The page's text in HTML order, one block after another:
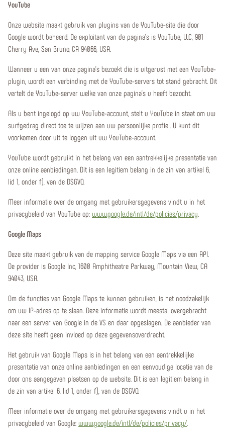
YouTube
Onze website maakt gebruik van plugins van de YouTube-site die door
Google wordt beheerd. De exploitant van de pagina's is YouTube, LLC, 901
Cherry Ave, San Bruno, CA 94066, USA.
Wanneer u een van onze pagina's bezoekt die is uitgerust met een YouTube-
plugin, wordt een verbinding met de YouTube-servers tot stand gebracht. Dit
vertelt de YouTube-server welke van onze pagina's u heeft bezocht.
Als u bent ingelogd op uw YouTube-account, stelt u YouTube in staat om uw
surfgedrag direct toe te wijzen aan uw persoonlijke profiel. U kunt dit
voorkomen door uit te loggen uit uw YouTube-account.
YouTube wordt gebruikt in het belang van een aantrekkelijke presentatie van
onze online aanbiedingen. Dit is een legitiem belang in de zin van artikel 6,
lid 1, onder f), van de DSGVO.
Meer informatie over de omgang met gebruikersgegevens vindt u in het
privacybeleid van YouTube op: www.google.de/intl/de/policies/privacy
Google Maps
Deze site maakt gebruik van de mapping service Google Maps via een API.
De provider is Google Inc, 1600 Amphitheatre Parkway, Mountain View, CA
94043, USA.
Om de functies van Google Maps te kunnen gebruiken, is het noodzakelijk
om uw IP-adres op te slaan. Deze informatie wordt meestal overgebracht
naar een server van Google in de VS en daar opgeslagen. De aanbieder van
deze site heeft geen invloed op deze gegevensoverdracht.
Het gebruik van Google Maps is in het belang van een aantrekkelijke
presentatie van onze online aanbiedingen en een eenvoudige locatie van de
door ons aangegeven plaatsen op de website. Dit is een legitiem belang in
de zin van artikel 6, lid 1, onder f), van de DSGVO.
Meer informatie over de omgang met gebruikersgegevens vindt u in het
privacybeleid van Google: www.google.de/intl/de/policies/privacy/